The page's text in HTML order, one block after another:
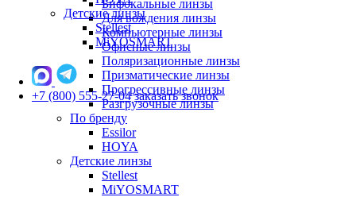
Бифокальные линзы
Для вождения линзы
Компьютерные линзы
Офисные линзы
Поляризационные линзы
Призматические линзы
Прогрессивные линзы
Разгрузочные линзы
По бренду
Essilor
HOYA
Детские линзы
Stellest
MiYOSMART
Детские линзы
Stellest
MiYOSMART
+7 (800) 555-27-04 заказать звонок